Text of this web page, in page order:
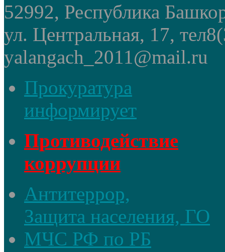
52992, Республика
ул. Центральная, 17,
yalangach_2011@mail.ru
Прокуратура
информирует
Противодействие
коррупции
Антитеррор,
Защита населения, ГО
МЧС РФ по РБ